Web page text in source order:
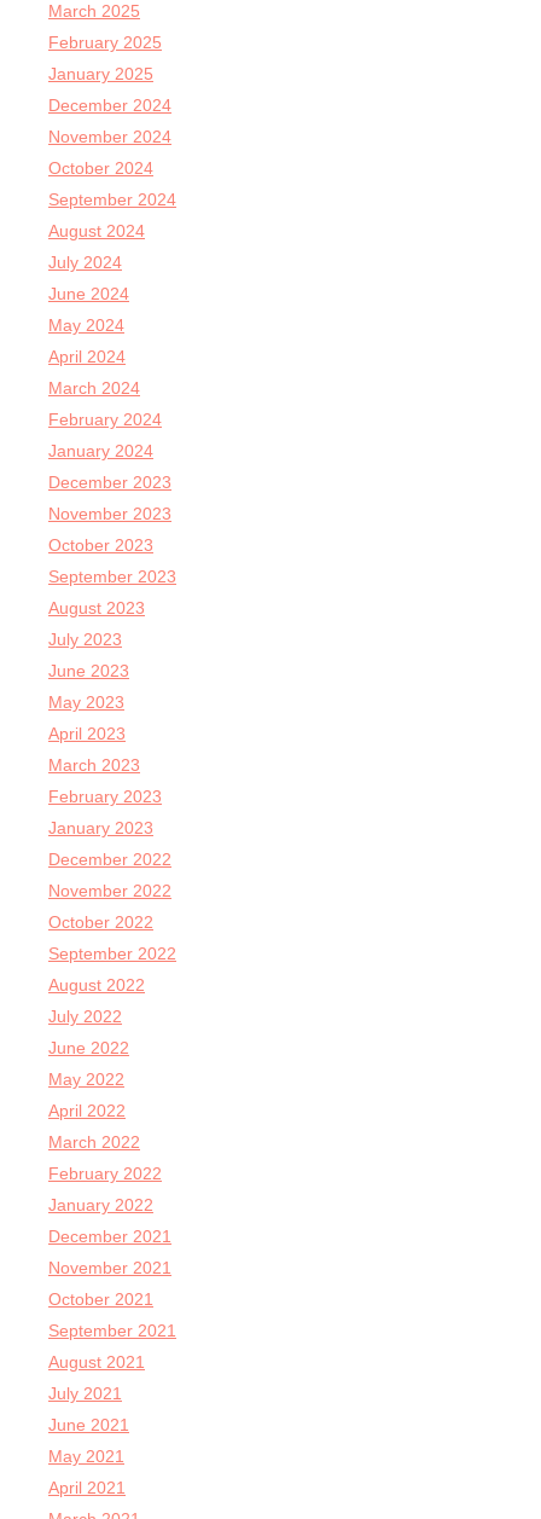
March 2025
February 2025
January 2025
December 2024
November 2024
October 2024
September 2024
August 2024
July 2024
June 2024
May 2024
April 2024
March 2024
February 2024
January 2024
December 2023
November 2023
October 2023
September 2023
August 2023
July 2023
June 2023
May 2023
April 2023
March 2023
February 2023
January 2023
December 2022
November 2022
October 2022
September 2022
August 2022
July 2022
June 2022
May 2022
April 2022
March 2022
February 2022
January 2022
December 2021
November 2021
October 2021
September 2021
August 2021
July 2021
June 2021
May 2021
April 2021